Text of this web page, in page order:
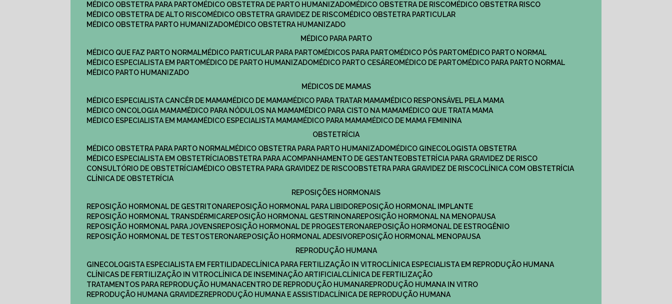
MÉDICO OBSTETRA PARA PARTO
MÉDICO OBSTETRA DE PARTO HUMANIZADO MÉDICO OBSTETRA DE RISCO
MÉDICO OBSTETRA RISCO
MÉDICO OBSTETRA DE ALTO RISCO
MÉDICO OBSTETRA GRAVIDEZ DE RISCO
MÉDICO OBSTETRA PARTICULAR
MÉDICO OBSTETRA PARTO HUMANIZADO
MÉDICO OBSTETRA HUMANIZADO
MÉDICO PARA PARTO
MÉDICO QUE FAZ PARTO NORMAL
MÉDICO PARTICULAR PARA PARTO MÉDICOS PARA PARTO MÉDICO PÓS PARTO
MÉDICO PARTO NORMAL
MÉDICO ESPECIALISTA EM PARTO
MÉDICO DE PARTO HUMANIZADO MÉDICO PARTO CESÁREO MÉDICO DE PARTO
MÉDICO PARA PARTO NORMAL
MÉDICO PARTO HUMANIZADO
MÉDICOS DE MAMAS
MÉDICO ESPECIALISTA CANCÊR DE MAMA
MÉDICO DE MAMA MÉDICO PARA TRATAR MAMA
MÉDICO RESPONSÁVEL PELA MAMA
MÉDICO ONCOLOGIA MAMA
MÉDICO PARA NÓDULOS NA MAMA MÉDICO PARA CISTO NA MAMA
MÉDICO QUE TRATA MAMA
MÉDICO ESPECIALISTA EM MAMA
MÉDICO ESPECIALISTA MAMA MÉDICO PARA MAMA
MÉDICO DE MAMA FEMININA
OBSTETRÍCIA
MÉDICO OBSTETRA PARA PARTO NORMAL
MÉDICO OBSTETRA PARA PARTO HUMANIZADO
MÉDICO GINECOLOGISTA OBSTETRA
MÉDICO ESPECIALISTA EM OBSTETRÍCIA
OBSTETRA PARA ACOMPANHAMENTO DE GESTANTE
OBSTETRÍCIA PARA GRAVIDEZ DE RISCO
CONSULTÓRIO DE OBSTETRÍCIA
MÉDICO OBSTETRA PARA GRAVIDEZ DE RISCO OBSTETRA PARA GRAVIDEZ DE RISCO
CLÍNICA COM OBSTETRÍCIA
CLÍNICA DE OBSTETRÍCIA
REPOSIÇÕES HORMONAIS
REPOSIÇÃO HORMONAL DE GESTRITONA
REPOSIÇÃO HORMONAL PARA LIBIDO
REPOSIÇÃO HORMONAL IMPLANTE
REPOSIÇÃO HORMONAL TRANSDÉRMICA
REPOSIÇÃO HORMONAL GESTRINONA
REPOSIÇÃO HORMONAL NA MENOPAUSA
REPOSIÇÃO HORMONAL PARA JOVENS
REPOSIÇÃO HORMONAL DE PROGESTERONA
REPOSIÇÃO HORMONAL DE ESTROGÊNIO
REPOSIÇÃO HORMONAL DE TESTOSTERONA
REPOSIÇÃO HORMONAL ADESIVO
REPOSIÇÃO HORMONAL MENOPAUSA
REPRODUÇÃO HUMANA
GINECOLOGISTA ESPECIALISTA EM FERTILIDADE
CLÍNICA PARA FERTILIZAÇÃO IN VITRO
CLÍNICA ESPECIALISTA EM REPRODUÇÃO HUMANA
CLÍNICAS DE FERTILIZAÇÃO IN VITRO
CLÍNICA DE INSEMINAÇÃO ARTIFICIAL
CLÍNICA DE FERTILIZAÇÃO
TRATAMENTOS PARA REPRODUÇÃO HUMANA
CENTRO DE REPRODUÇÃO HUMANA
REPRODUÇÃO HUMANA IN VITRO
REPRODUÇÃO HUMANA GRAVIDEZ
REPRODUÇÃO HUMANA E ASSISTIDA
CLÍNICA DE REPRODUÇÃO HUMANA